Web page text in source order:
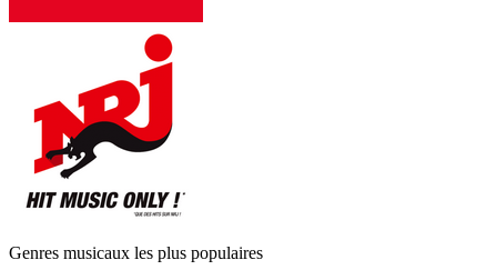
Genres musicaux les plus populaires